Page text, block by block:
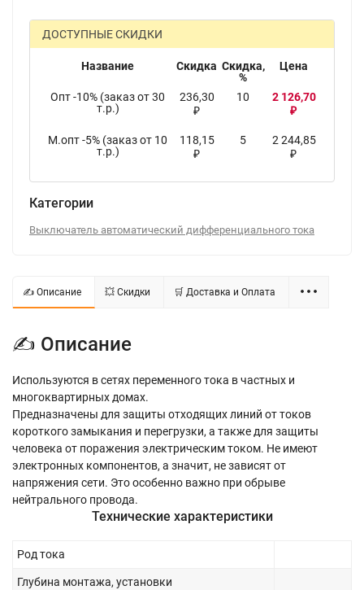
ДОСТУПНЫЕ СКИДКИ
Название Скидка Скидка,
%
Цена
Опт -10% (заказ от 30
т.р.)
236,30
₽
10 2 126,70
₽
М.опт -5% (заказ от 10
т.р.)
118,15
₽
5 2 244,85
₽
Категории
Выключатель автоматический дифференциального тока
✍ Описание 💥 Скидки 🛒 Доставка и Оплата
✍ Описание
Используются в сетях переменного тока в частных и
многоквартирных домах.
Предназначены для защиты отходящих линий от токов
короткого замыкания и перегрузки, а также для защиты
человека от поражения электрическим током. Не имеют
электронных компонентов, а значит, не зависят от
напряжения сети. Это особенно важно при обрыве
нейтрального провода.
Технические характеристики
Род тока
Глубина монтажа, установки